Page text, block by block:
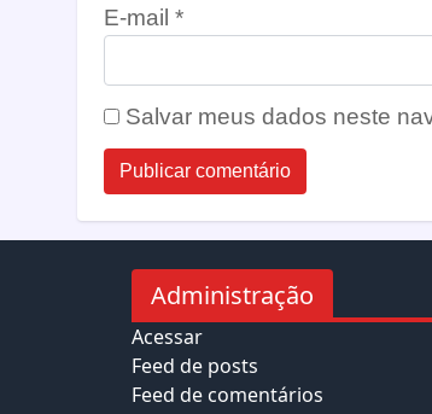
E-mail *
Salvar meus dados neste
Administração
Acessar
Feed de posts
Feed de comentários